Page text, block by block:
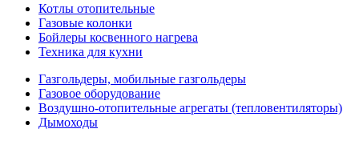
Котлы отопительные
Газовые колонки
Бойлеры косвенного нагрева
Техника для кухни
Газгольдеры, мобильные газгольдеры
Газовое оборудование
Воздушно-отопительные агрегаты (тепловентиляторы)
Дымоходы